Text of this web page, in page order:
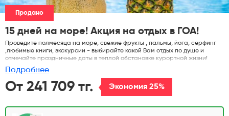
Продано
15 дней на море! Акция на отдых в ГОА!
Проведите полмесяца на море, свежие фрукты , пальмы, йога, серфинг
,любимые книги, экскурсии - выбирайте какой Вам отдых по душе и
отмечайте праздничные даты в теплой обстановке курортной жизни!
Подробнее
От 241 709 тг. Экономия 25%